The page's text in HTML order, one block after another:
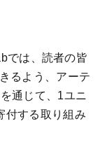
では、読者の皆
るよう、アーテ
を通じて、1ユニ
付する取り組み